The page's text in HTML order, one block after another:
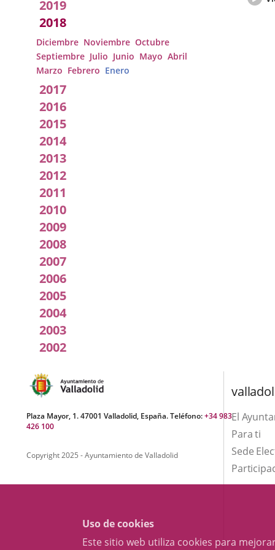
Uso de cookies
Este sitio web utiliza cookies para
2019
2018
Diciembre Noviembre Octubre
Septiembre Julio Junio Mayo Abril
Marzo Febrero Enero
2017
2016
2015
2014
2013
2012
2011
2010
2009
2008
2007
2006
2005
2004
2003
2002
del
Plaza Mayor, 1. 47001 Valladolid, España. Teléfono:+34 983
426 100
Copyright 2025 - Ayuntamiento de Valladolid
El
Para ti
Sede